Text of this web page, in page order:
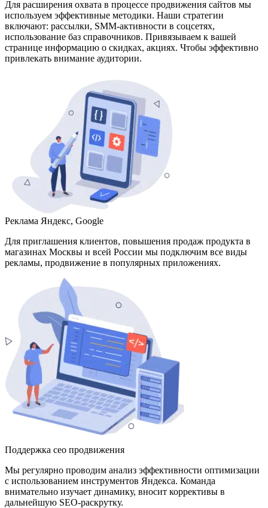
Для расширения охвата в процессе продвижения сайтов мы
используем эффективные методики. Наши стратегии
включают: рассылки, SMM-активности в соцсетях,
использование баз справочников. Привязываем к вашей
странице информацию о скидках, акциях. Чтобы эффективно
привлекать внимание аудитории.
Реклама Яндекс, Google
Для приглашения клиентов, повышения продаж продукта в
магазинах Москвы и всей России мы подключим все виды
рекламы, продвижение в популярных приложениях.
Поддержка сео продвижения
Мы регулярно проводим анализ эффективности оптимизации
с использованием инструментов Яндекса. Команда
внимательно изучает динамику, вносит коррективы в
дальнейшую SEO-раскрутку.